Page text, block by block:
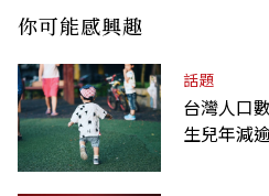
你可能感興趣
話題
台灣人口
生兒年減